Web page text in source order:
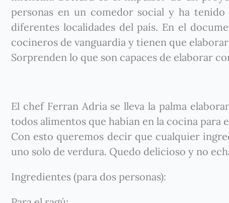
personas en un comedor social y ha
diferentes localidades del país. En el
cocineros de vanguardia y tienen que
Sorprenden lo que son capaces de elaborar
El chef Ferran Adria se lleva la palma
todos alimentos que habían en la cocina para
Con esto queremos decir que cualquier
uno solo de verdura. Quedo delicioso y no
Ingredientes (para dos personas):